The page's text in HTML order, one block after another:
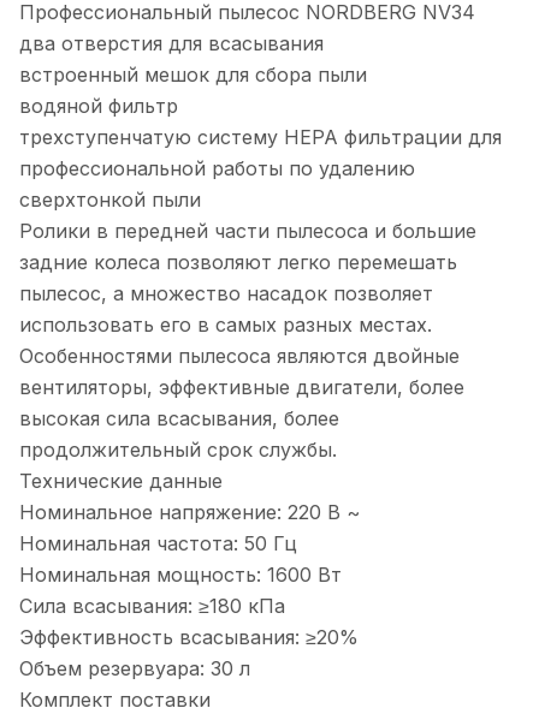
Профессиональный пылесос NORDBERG NV34
два отверстия для всасывания
встроенный мешок для сбора пыли
водяной фильтр
трехступенчатую систему HEPA фильтрации для
профессиональной работы по удалению
сверхтонкой пыли
Ролики в передней части пылесоса и большие
задние колеса позволяют легко перемешать
пылесос, а множество насадок позволяет
использовать его в самых разных местах.
Особенностями пылесоса являются двойные
вентиляторы, эффективные двигатели, более
высокая сила всасывания, более
продолжительный срок службы.
Технические данные
Номинальное напряжение: 220 В ~
Номинальная частота: 50 Гц
Номинальная мощность: 1600 Вт
Сила всасывания: ≥180 кПа
Эффективность всасывания: ≥20%
Объем резервуара: 30 л
Комплект поставки